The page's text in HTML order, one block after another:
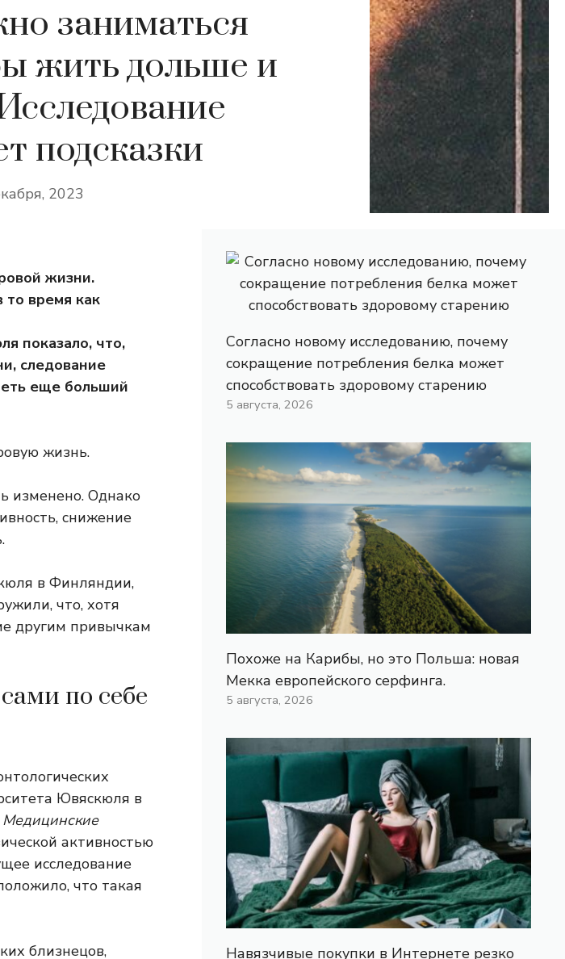
заниматься
жить дольше и
подсказки
2023
жизни.
время как
показало, что,
следование
еще больший
жизнь.
изменено. Однако
снижение
в Финляндии,
что, хотя
другим привычкам
по себе
Ювяскюля в
Медицинские
активностью
исследование
что такая
близнецов,
Согласно новому исследованию, почему
сокращение потребления белка может
способствовать здоровому старению
5 августа, 2026
Похоже на Карибы, но это Польша: новая
Мекка европейского серфинга.
5 августа, 2026
Навязчивые покупки в Интернете резко